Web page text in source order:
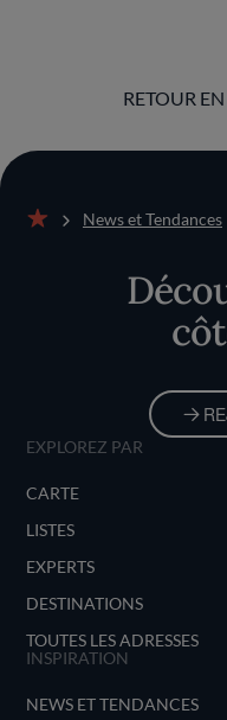
RETOUR
News et Tendances
EXPLOREZ PAR
CARTE
LISTES
EXPERTS
DESTINATIONS
TOUTES LES ADRESSES
INSPIRATION
NEWS ET TENDANCES